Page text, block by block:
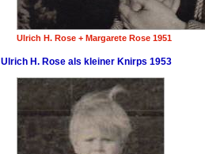
Ulrich H. Rose + Margarete Rose 1951
Ulrich H. Rose als kleiner Knirps 1953